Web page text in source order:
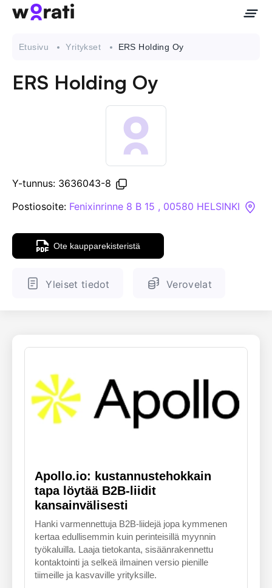
API
Pakotehaku
Etusivu Yritykset ERS Holding Oy
ERS Holding Oy
Y-tunnus: 3636043-8
Postiosoite: Fenixinrinne 8 B 15 , 00580 HELSINKI
Ote kaupparekisteristä
Yleiset tiedot Verovelat
Apollo.io: kustannustehokkain
tapa löytää B2B-liidit
kansainvälisesti
Hanki varmennettuja B2B-liidejä jopa kymmenen
kertaa edullisemmin kuin perinteisillä myynnin
työkaluilla. Laaja tietokanta, sisäänrakennettu
kontaktointi ja selkeä ilmainen versio pienille
tiimeille ja kasvaville yrityksille.